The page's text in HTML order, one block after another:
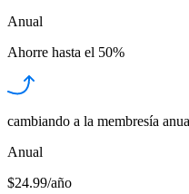
Anual
Ahorre hasta el 50%
cambiando a la membresía
Anual
$24.99/año